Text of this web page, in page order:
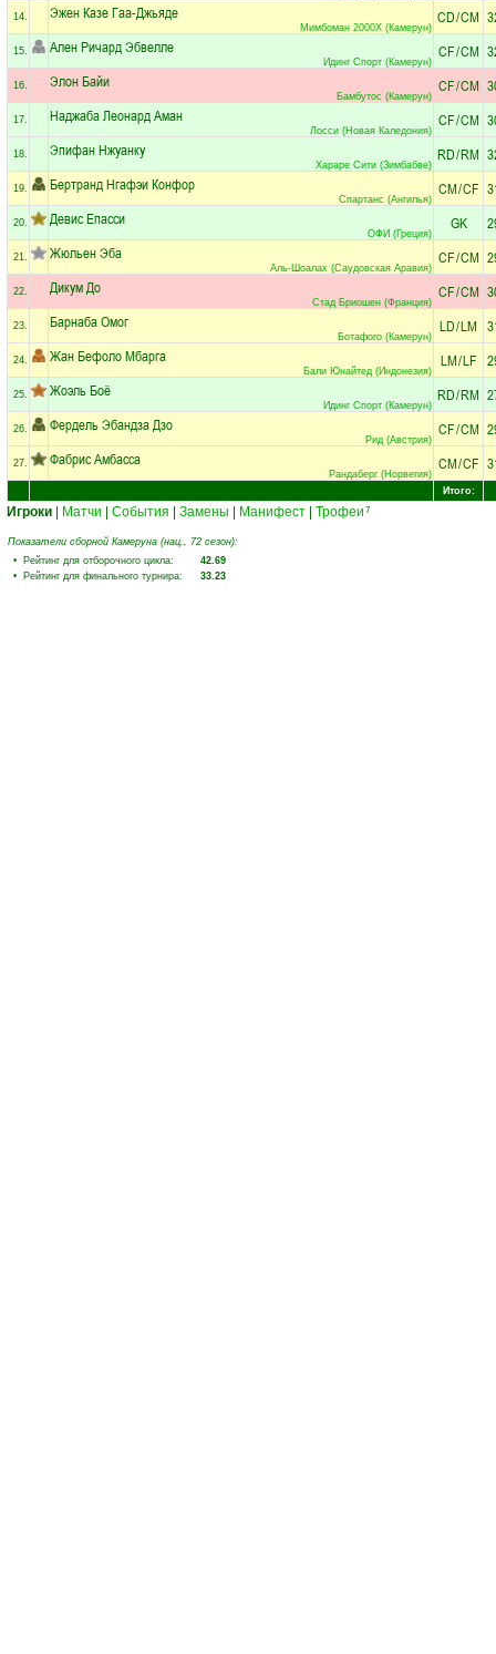
14. Эжен Казе Гаа-Джьяде
Мимбоман 2000Х (Камерун)
CD/CM
15. Ален Ричард Эбвелле
Идинг Спорт (Камерун)
CF/CM
16. Элон Байи
Бамбутос (Камерун)
CF/CM
17. Наджаба Леонард Аман
Лосси (Новая Каледония)
CF/CM
18. Эпифан Нжуанку
Хараре Сити (Зимбабве)
RD/RM
19. Бертранд Нгафэи Конфор
Спартанс (Ангилья)
CM/CF
20. Девис Епасси
ОФИ (Греция)
GK
21. Жюльен Эба
Аль-Шоалах (Саудовская Аравия)
CF/CM
22. Дикум До
Стад Бриошен (Франция)
CF/CM
23. Барнаба Омог
Ботафого (Камерун)
LD/LM
24. Жан Бефоло Мбарга
Бали Юнайтед (Индонезия)
LM/LF
25. Жоэль Боё
Идинг Спорт (Камерун)
RD/RM
26. Фердель Эбандза Дзо
Рид (Австрия)
CF/CM
27. Фабрис Амбасса
Рандаберг (Норвегия)
CM/CF
Итого:
Игроки Матчи События Замены Манифест Трофеи 7
Показатели сборной Камеруна (нац., 72 сезон):
• Рейтинг для отборочного цикла:
42.69
• Рейтинг для финального турнира:
33.23